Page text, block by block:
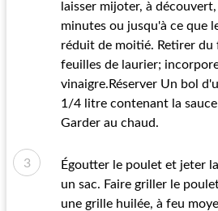
laisser mijoter, à
minutes ou jusqu'à ce que
réduit de moitié. Retirer du
feuilles de laurier;
vinaigre.Réserver Un bol
1/4 litre contenant la
Garder au chaud.
Égoutter le poulet et jeter
un sac. Faire griller le
une grille huilée, à feu